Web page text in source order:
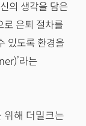
의 생각을 담은
로 은퇴 절차를
있도록 환경을
라는
위해 더밀크는